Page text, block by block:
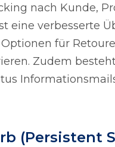
nach Kunde,
eine verbesserte
für
Zudem
(Persistent